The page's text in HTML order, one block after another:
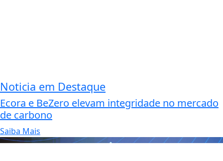
Noticia em Destaque
Ecora e BeZero elevam integridade no mercado
de carbono
Saiba Mais